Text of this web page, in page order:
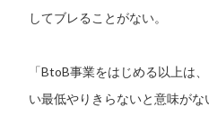
してブレることがない。
「BtoB事業をはじめる以上は
い最低やりきらないと意味が